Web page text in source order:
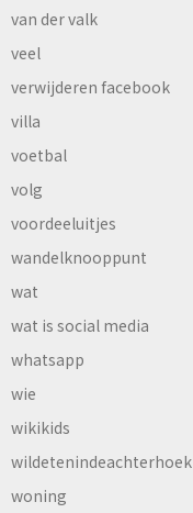
van der valk
veel
verwijderen facebook
villa
voetbal
volg
voordeeluitjes
wandelknooppunt
wat
wat is social media
whatsapp
wie
wikikids
wildetenindeachterhoek
woning